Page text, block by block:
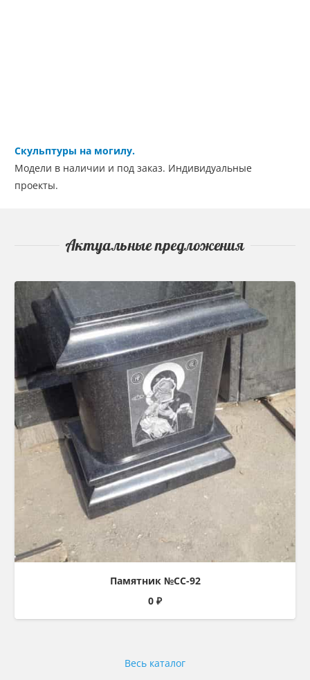
Скульптуры на могилу.
Модели в наличии и под заказ. Индивидуальные
проекты.
Актуальные предложения
Памятник №СС-92
0 ₽
Весь каталог